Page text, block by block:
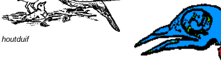
houtduif